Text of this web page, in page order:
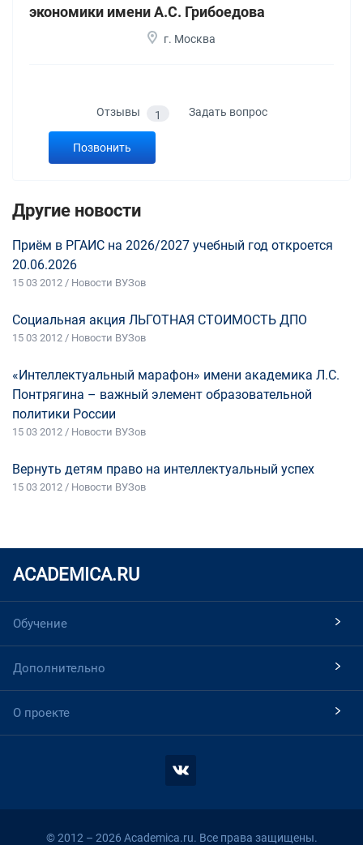
экономики имени А.С. Грибоедова
г. Москва
Отзывы 1 Задать вопрос
Позвонить
Другие новости
Приём в РГАИС на 2026/2027 учебный год откроется
20.06.2026
15 03 2012 / Новости ВУЗов
Социальная акция ЛЬГОТНАЯ СТОИМОСТЬ ДПО
15 03 2012 / Новости ВУЗов
«Интеллектуальный марафон» имени академика Л.С.
Понтрягина – важный элемент образовательной
политики России
15 03 2012 / Новости ВУЗов
Вернуть детям право на интеллектуальный успех
15 03 2012 / Новости ВУЗов
ACADEMICA.RU
Обучение
Дополнительно
О проекте
© 2012 – 2026 Academica.ru. Все права защищены.